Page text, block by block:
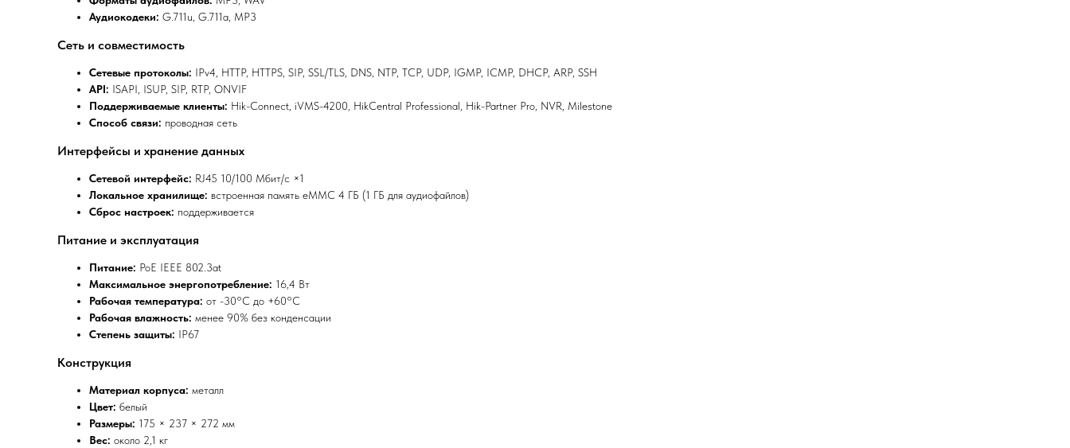
Аудиокодеки: G.711u, G.711a, MP3
Сеть и совместимость
Сетевые протоколы: IPv4, HTTP, HTTPS, SIP, SSL/TLS, DNS, NTP, TCP, UDP, IGMP, ICMP, DHCP, ARP, SSH
API: ISAPI, ISUP, SIP, RTP, ONVIF
Поддерживаемые клиенты: Hik-Connect, iVMS-4200, HikCentral Professional, Hik-Partner Pro, NVR, Milestone
Способ связи: проводная сеть
Интерфейсы и хранение данных
Сетевой интерфейс: RJ45 10/100 Мбит/с ×1
Локальное хранилище: встроенная память eMMC 4 ГБ (1 ГБ для аудиофайлов)
Сброс настроек: поддерживается
Питание и эксплуатация
Питание: PoE IEEE 802.3at
Максимальное энергопотребление: 16,4 Вт
Рабочая температура: от -30°C до +60°C
Рабочая влажность: менее 90% без конденсации
Степень защиты: IP67
Конструкция
Материал корпуса: металл
Цвет: белый
Размеры: 175 × 237 × 272 мм
Вес: около 2,1 кг